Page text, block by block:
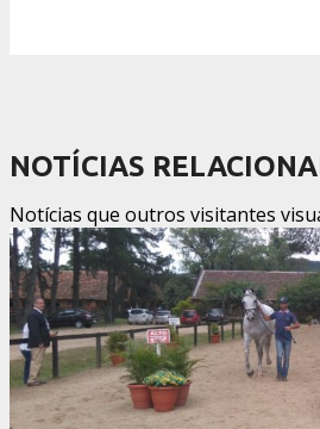
NOTÍCIAS
Notícias que outros visitantes